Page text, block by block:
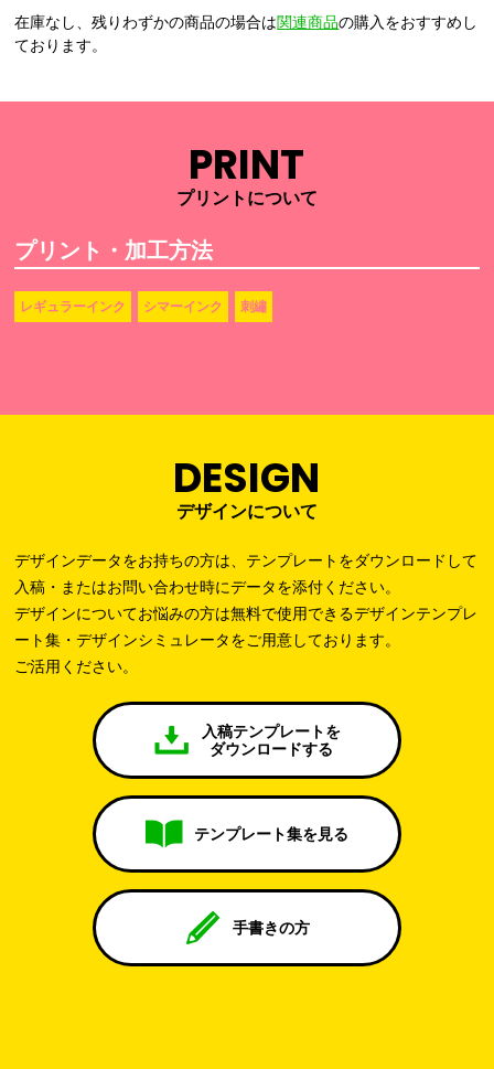
在庫なし、残りわずかの商品の場合は関連商品の購入をおすすめし
ております。
PRINT
プリントについて
プリント・加工方法
レギュラーインク シマーインク 刺繡
DESIGN
デザインについて
デザインデータをお持ちの方は、テンプレートをダウンロードして
入稿・またはお問い合わせ時にデータを添付ください。
デザインについてお悩みの方は無料で使用できるデザインテンプレ
ート集・デザインシミュレータをご用意しております。
ご活用ください。
入稿テンプレートを
ダウンロードする
テンプレート集を見る
手書きの方